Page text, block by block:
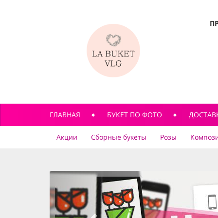
ГЛАВНАЯ БУКЕТ ПО ФОТО
Акции Сборные букеты Розы
previous